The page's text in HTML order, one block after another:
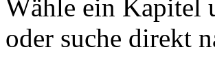
Wähle ein Kapitel
oder suche direkt